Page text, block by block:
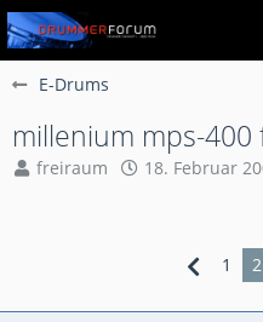
E-Drums
millenium mps-400
freiraum
18. Februar
1 2